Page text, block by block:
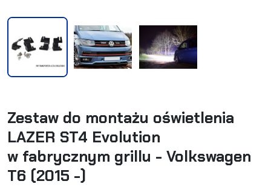
Zestaw do montażu oświetlenia
LAZER ST4 Evolution
w fabrycznym grillu - Volkswagen
T6 (2015 -)